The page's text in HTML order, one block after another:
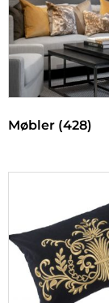
Møbler (428)